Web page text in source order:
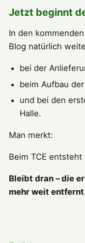
Jetzt beginnt
In den
Blog natürlich
bei der
beim Aufbau
und bei den
Halle.
Man merkt:
Beim TCE
Bleibt dran – die
mehr weit